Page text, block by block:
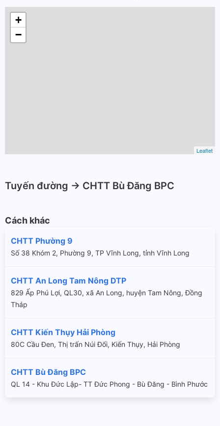
+
−
Leaflet
Tuyến đường -> CHTT Bù Đăng BPC
Cách khác
CHTT Phường 9
Số 38 Khóm 2, Phường 9, TP Vĩnh Long, tỉnh Vĩnh Long
CHTT An Long Tam Nông DTP
829 Ấp Phú Lợi, QL30, xã An Long, huyện Tam Nông, Đồng
Tháp
CHTT Kiến Thụy Hải Phòng
80C Cầu Đen, Thị trấn Núi Đối, Kiến Thụy, Hải Phòng
CHTT Bù Đăng BPC
QL 14 - Khu Đức Lập- TT Đức Phong - Bù Đăng - Bình Phước